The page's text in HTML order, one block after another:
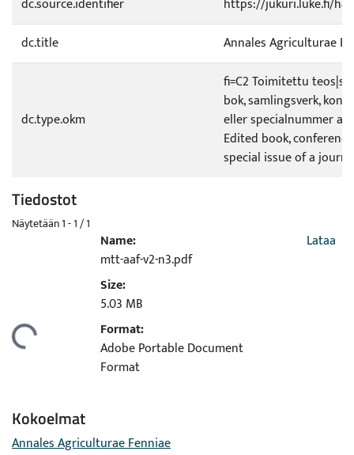
dc.source.identifier
https://jukuri.luke.fi/
dc.title
Annales Agriculturae
dc.type.okm
fi=C2 Toimitettu
bok, samlingsverk,
eller specialnummer
Edited book,
special issue of a
Tiedostot
Näytetään1 - 1 / 1
Ladataan...
Name:
mtt-aaf-v2-n3.pdf
Size:
5.03 MB
Format:
Adobe Portable Document
Format
Lataa
Kokoelmat
Annales Agriculturae Fenniae